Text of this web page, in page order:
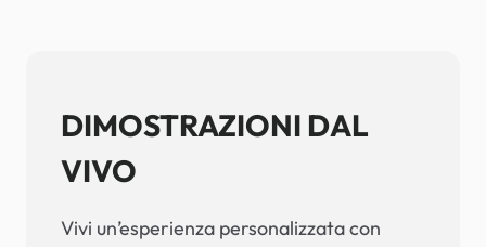
DIMOSTRAZIONI DAL
VIVO
Vivi un’esperienza personalizzata con